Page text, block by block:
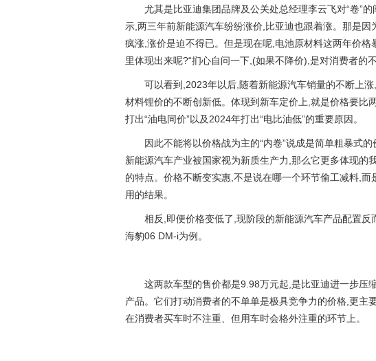
尤其是比亚迪集团品牌及公关处总经理李云飞对“卷”
示,两三年前新能源汽车纷纷涨价,比亚迪也跟着涨。那是
疯涨,涨价是迫不得已。但是现在呢,电池原材料这两年价
里体现出来呢?“扪心自问一下,(如果不降价),是对消费者的
可以看到,2023年以后,随着新能源汽车销量的不断上
材料锂价的不断创新低。体现到新车定价上,就是价格要比
打出“油电同价”以及2024年打出“电比油低”的重要原因。
因此不能将以价格战为主的“内卷”说成是简单粗暴式
新能源汽车产业被国家视为新质生产力,那么它更多体现的
的特点。价格不断变实惠,不是说在哪一个环节偷工减料,
用的结果。
相反,即便价格变低了,现阶段的新能源汽车产品配置
海豹06 DM-i为例。
这两款车型的售价都是9.98万元起,是比亚迪进一步压
产品。它们打动消费者的不单单是极具竞争力的价格,更主
在消费者买车时不注重、但用车时会格外注重的环节上。